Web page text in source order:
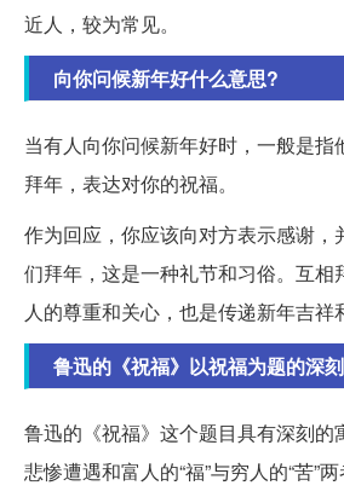
近人，较为常见。
向你问候新年好什么意思?
当有人向你问候新年好时，一般是指
拜年，表达对你的祝福。
作为回应，你应该向对方表示感谢，
们拜年，这是一种礼节和习俗。互相
人的尊重和关心，也是传递新年吉祥
鲁迅的《祝福》以祝福为题的深
鲁迅的《祝福》这个题目具有深刻的
悲惨遭遇和富人的“福”与穷人的“苦”